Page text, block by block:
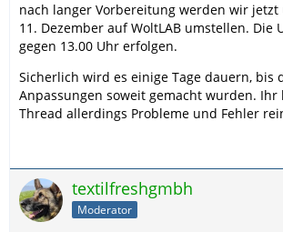
nach langer Vorbereitung werden wir jetzt
11. Dezember auf WoltLAB umstellen. Die
gegen 13.00 Uhr erfolgen.
Sicherlich wird es einige Tage dauern, bis
Anpassungen soweit gemacht wurden. Ihr
Thread allerdings Probleme und Fehler
textilfreshgmbh
Moderator